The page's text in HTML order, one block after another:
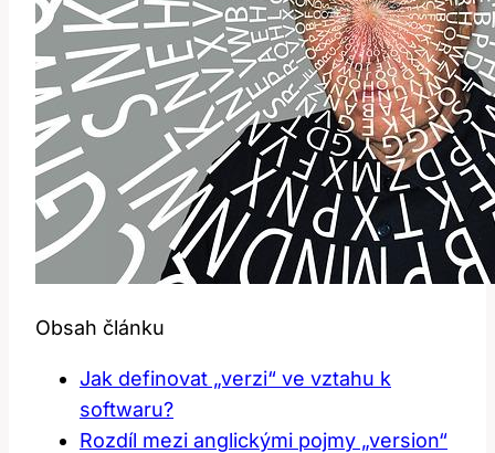
Obsah článku
Jak definovat „verzi“ ve vztahu k
softwaru?
Rozdíl mezi anglickými pojmy „version“